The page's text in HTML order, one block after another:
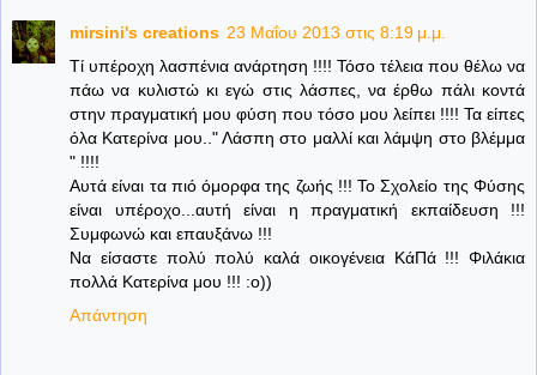
mirsini's creations 23 Μαΐου 2013 στις 8:19 μ.μ.
Τί υπέροχη λασπένια ανάρτηση !!!! Τόσο τέλεια που θέλω να
πάω να κυλιστώ κι εγώ στις λάσπες, να έρθω πάλι κοντά
στην πραγματική μου φύση που τόσο μου λείπει !!!! Τα είπες
όλα Κατερίνα μου.." Λάσπη στο μαλλί και λάμψη στο βλέμμα
" !!!!
Αυτά είναι τα πιό όμορφα της ζωής !!! Το Σχολείο της Φύσης
είναι υπέροχο...αυτή είναι η πραγματική εκπαίδευση !!!
Συμφωνώ και επαυξάνω !!!
Να είσαστε πολύ πολύ καλά οικογένεια ΚάΠά !!! Φιλάκια
πολλά Κατερίνα μου !!! :ο))
Απάντηση